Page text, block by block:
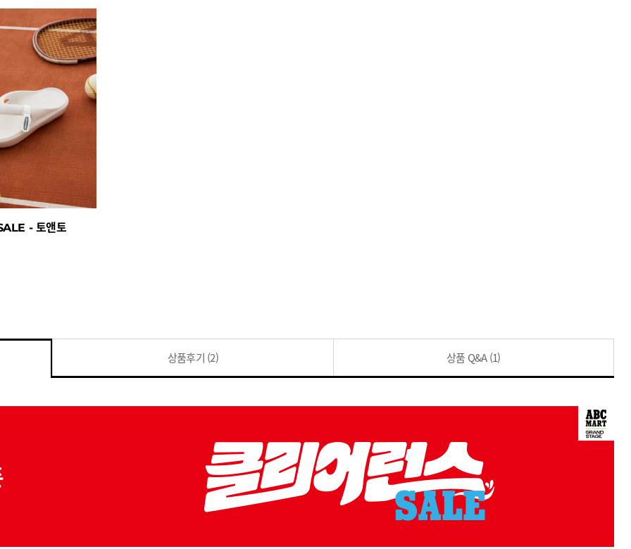
- 토앤토
상품후기 (2) 상품 Q&A(1)